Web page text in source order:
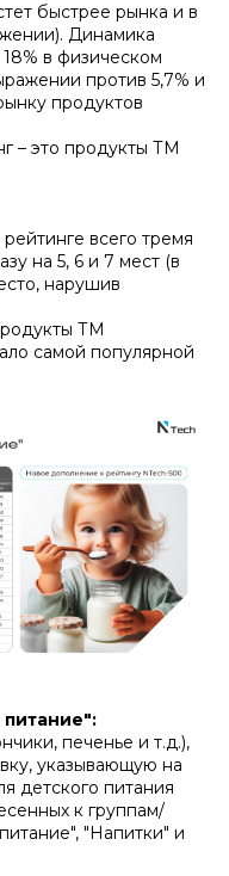
быстрее рынка и в
Динамика
в физическом
против 5,7% и
продуктов
– это продукты ТМ
всего тремя
на 5, 6 и 7 мест (в
нарушив
ТМ
самой популярной
печенье и т.д.),
указывающую на
детского питания
к группам/
"Напитки" и